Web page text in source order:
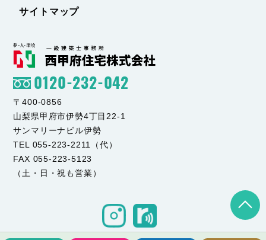
サイトマップ
0120-232-042
〒400-0856
山梨県甲府市伊勢4丁目22-1
サンマリーナビル伊勢
TEL 055-223-2211（代）
FAX 055-223-5123
（土・日・祝も営業）